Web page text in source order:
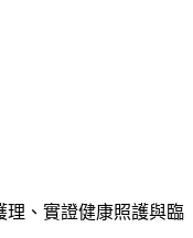
理、實證健康照護與臨